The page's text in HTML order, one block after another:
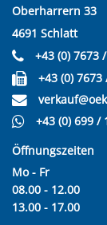
Oberharrern 33
4691 Schlatt
+43 (0) 7673
+43 (0)
+43 (0) 699 /
Öffnungszeiten
Mo - Fr
08.00 - 12.00
13.00 - 17.00